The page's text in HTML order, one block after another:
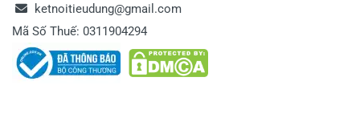
ketnoitieudung@gmail.com
Mã Số Thuế: 0311904294